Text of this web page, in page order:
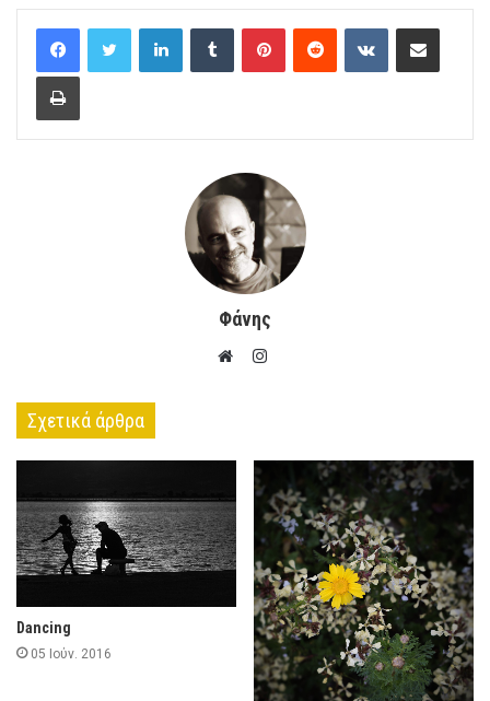
LinkedInTumblr PinterestReddit VKontakteΜοίρασέ το με e-mail
Εκτύπωση
Φάνης
Instagram
Σχετικά άρθρα
Dancing
05 Ιούν. 2016